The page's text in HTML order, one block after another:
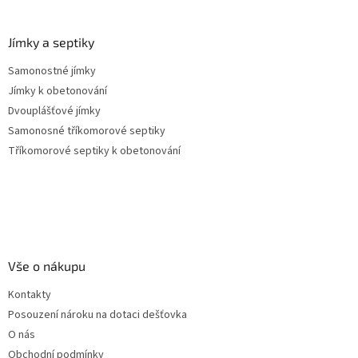
Jímky a septiky
Samonostné jímky
Jímky k obetonování
Dvouplášťové jímky
Samonosné tříkomorové septiky
Tříkomorové septiky k obetonování
Vše o nákupu
Kontakty
Posouzení nároku na dotaci dešťovka
O nás